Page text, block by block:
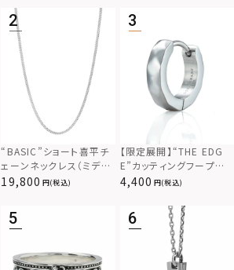
“BASIC”ショート喜平チ
ェーンネックレス（ミディ
アム）/シルバー925
19,800 (税込)
【限定展開】“THE EDG
E”カッティングフープピ
アス/サージカルステンレ
4,400 (税込)